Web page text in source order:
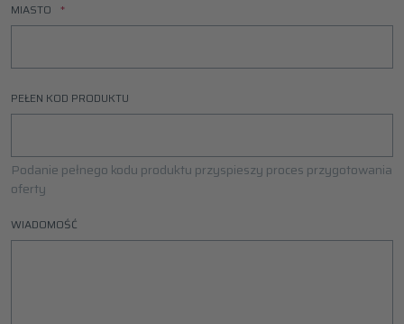
MIASTO
PEŁEN KOD PRODUKTU
Podanie pełnego kodu produktu przyspieszy proces przygotowania
oferty
WIADOMOŚĆ